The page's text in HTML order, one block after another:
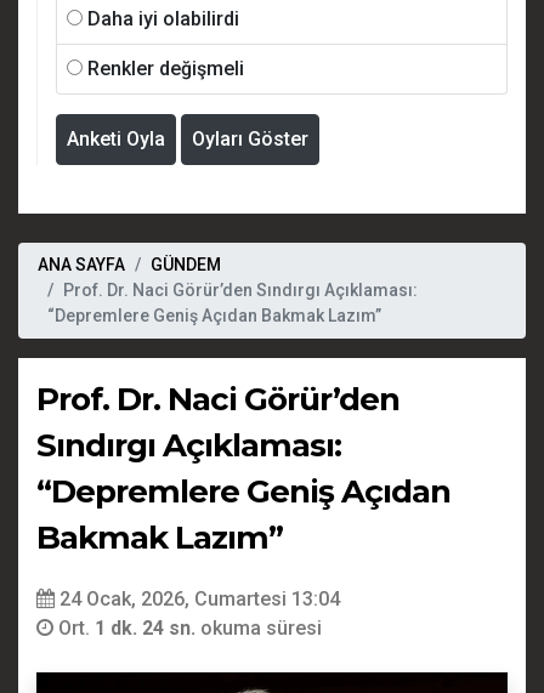
Daha iyi olabilirdi
Renkler değişmeli
Anketi Oyla Oyları Göster
ANA SAYFA
GÜNDEM
Prof. Dr. Naci Görür’den Sındırgı Açıklaması:
“Depremlere Geniş Açıdan Bakmak Lazım”
Prof. Dr. Naci Görür’den
Sındırgı Açıklaması:
“Depremlere Geniş Açıdan
Bakmak Lazım”
24 Ocak, 2026, Cumartesi 13:04
Ort. 1 dk. 24 sn. okuma süresi